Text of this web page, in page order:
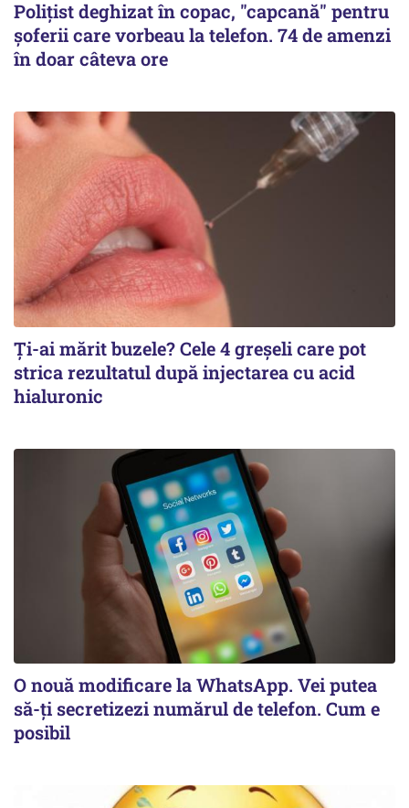
Polițist deghizat în copac, "capcană" pentru
șoferii care vorbeau la telefon. 74 de amenzi
în doar câteva ore
Ți-ai mărit buzele? Cele 4 greșeli care pot
strica rezultatul după injectarea cu acid
hialuronic
O nouă modificare la WhatsApp. Vei putea
să-ți secretizezi numărul de telefon. Cum e
posibil